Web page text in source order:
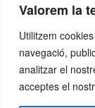
Valorem la
Utilitzem
navegació,
analitzar el
acceptes el
me de baixa|
2,7